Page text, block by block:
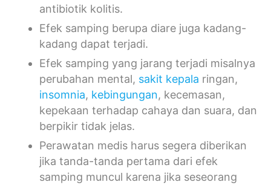
antibiotik kolitis.
Efek samping berupa diare juga kadang-
kadang dapat terjadi.
Efek samping yang jarang terjadi misalnya
perubahan mental, sakit kepala ringan,
insomnia, kebingungan, kecemasan,
kepekaan terhadap cahaya dan suara, dan
berpikir tidak jelas.
Perawatan medis harus segera diberikan
jika tanda-tanda pertama dari efek
samping muncul karena jika seseorang